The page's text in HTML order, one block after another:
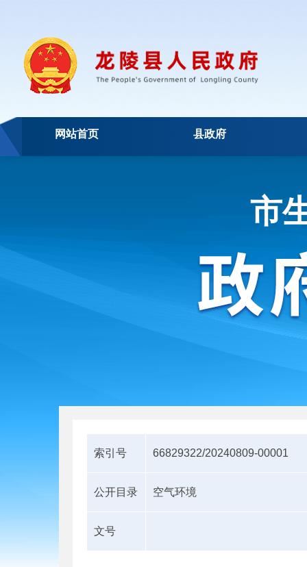
网站首页 县政府
市
索引号 66829322/20240809-00001
公开目录 空气环境
文号